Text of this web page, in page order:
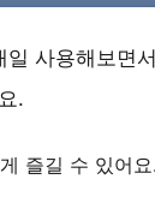
사용해보면
.
즐길 수 있어요.